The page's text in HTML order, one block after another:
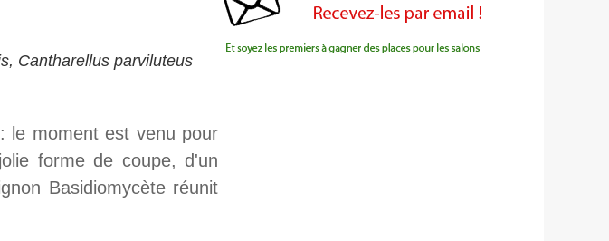
Cantharellus parviluteus
le moment est venu pour
forme de coupe, d'un
Basidiomycète réunit